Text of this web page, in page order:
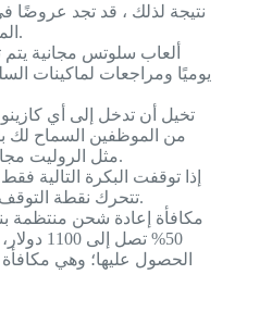
نتيجة لذلك ، قد تجد عروضًا
المزيد من الدورات المجانية.
يوميًا ومراجعات لماكينات
تخيل أن تدخل إلى أي
من الموظفين السماح لك
مثل الروليت مجاناً حتى تتمكن من تجربتها.
إذا توقفت البكرة التالية
تتحرك نقطة التوقف التالية إلى أقصى اليسار.
50% تصل
الحصول عليها؛ وهي